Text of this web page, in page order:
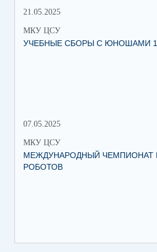
21.05.2025
МКУ ЦСУ
УЧЕБНЫЕ СБОРЫ С ЮНОШАМИ
07.05.2025
МКУ ЦСУ
МЕЖДУНАРОДНЫЙ ЧЕМПИОНАТ
РОБОТОВ